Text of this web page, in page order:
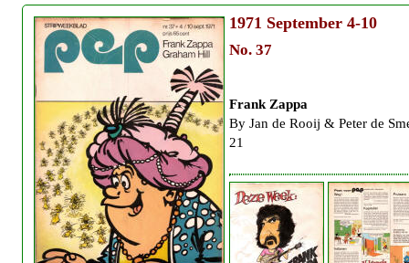
1971 September 4-10
No. 37
Frank Zappa
By Jan de Rooij & Peter de
21